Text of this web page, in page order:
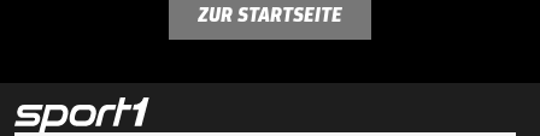
ZUR STARTSEITE